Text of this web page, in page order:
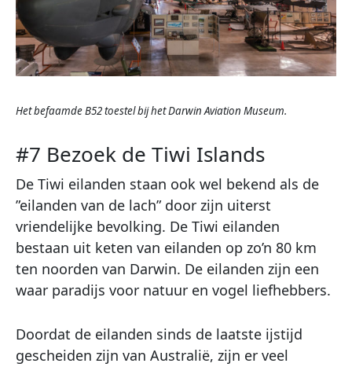
Het befaamde B52 toestel bij het Darwin Aviation Museum.
#7 Bezoek de Tiwi Islands
De Tiwi eilanden staan ook wel bekend als de
”eilanden van de lach” door zijn uiterst
vriendelijke bevolking. De Tiwi eilanden
bestaan uit keten van eilanden op zo’n 80 km
ten noorden van Darwin. De eilanden zijn een
waar paradijs voor natuur en vogel liefhebbers.
Doordat de eilanden sinds de laatste ijstijd
gescheiden zijn van Australië, zijn er veel